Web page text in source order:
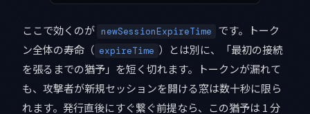
ここで効くのが newSessionExpireTime
です。トーク
ン全体の寿命（ expireTime ）とは別に、「最初の接続
を張るまでの猶予」を短く切れます。トークンが漏れて
も、攻撃者が新規セッションを開ける窓は数十秒に限ら
れます。発行直後にすぐ繋ぐ前提なら、この猶予は 1 分